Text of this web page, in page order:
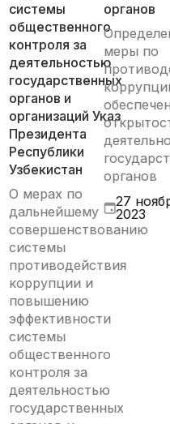
системы
общественного
контроля за
деятельностью
государственных
органов и
организаций Указ
Президента
Республики
Узбекистан
О мерах по
дальнейшему
совершенствованию
системы
противодействия
коррупции и
повышению
эффективности
системы
общественного
контроля за
деятельностью
государственных
органов
меры по
органов
27
2023